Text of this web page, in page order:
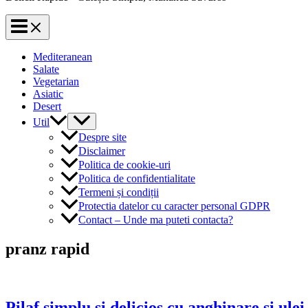
Mediteranean
Salate
Vegetarian
Asiatic
Desert
Util
Despre site
Disclaimer
Politica de cookie-uri
Politica de confidentialitate
Termeni și condiții
Protectia datelor cu caracter personal GDPR
Contact – Unde ma puteti contacta?
pranz rapid